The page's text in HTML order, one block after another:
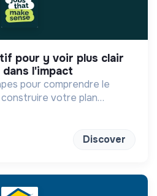
l'impact
pour comprendre le
construire votre plan
avec les bons outils et la
Discover